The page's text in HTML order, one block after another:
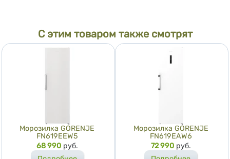
С этим товаром также смотрят
Морозилка GORENJE
FN619EEW5
Цена
68 990 руб.
Морозилка GORENJE
FN619EAW6
Цена
72 990 руб.